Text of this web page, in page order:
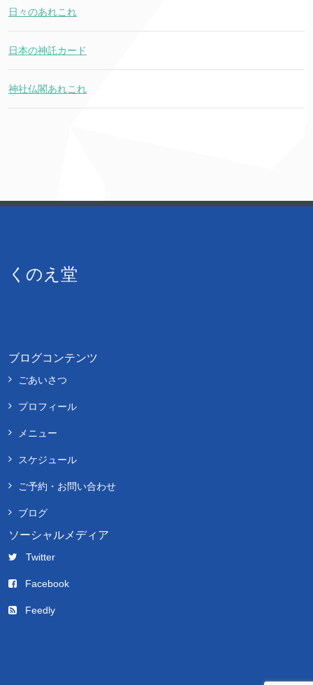
日々のあれこれ
日本の神託カード
神社仏閣あれこれ
くのえ堂
ブログコンテンツ
ごあいさつ
プロフィール
メニュー
スケジュール
ご予約・お問い合わせ
ブログ
ソーシャルメディア
Twitter
Facebook
Feedly